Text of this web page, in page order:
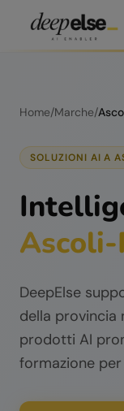
Home/Marche/
SOLUZIONI AI A
Ascoli-
DeepElse
della provincia
prodotti AI
formazione